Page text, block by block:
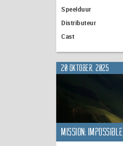
Speelduur
Distributeur
Cast
20 oktober, 2025
Mission: